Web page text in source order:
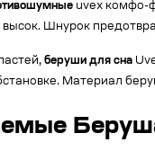
uvex комфо-
Шнурок
беруши для сна
Материал